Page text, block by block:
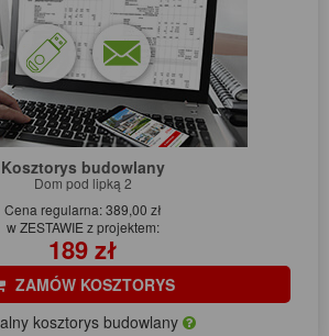
Kosztorys budowlany
Dom pod lipką 2
Cena regularna: 389,00 zł
w ZESTAWIE z projektem:
189 zł
ZAMÓW KOSZTORYS
kosztorys budowlany